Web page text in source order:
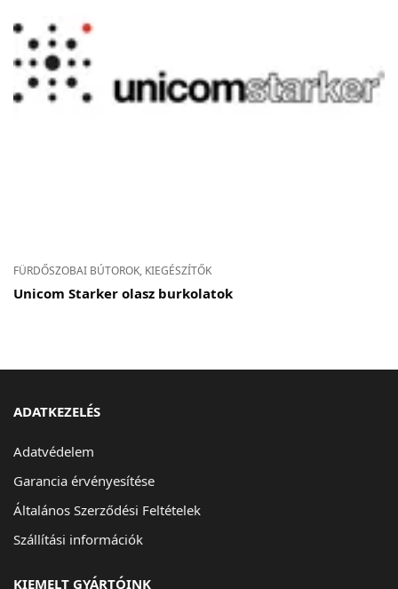
FÜRDŐSZOBAI BÚTOROK, KIEGÉSZÍTŐK
Unicom Starker olasz burkolatok
ADATKEZELÉS
Adatvédelem
Garancia érvényesítése
Általános Szerződési Feltételek
Szállítási információk
KIEMELT GYÁRTÓINK